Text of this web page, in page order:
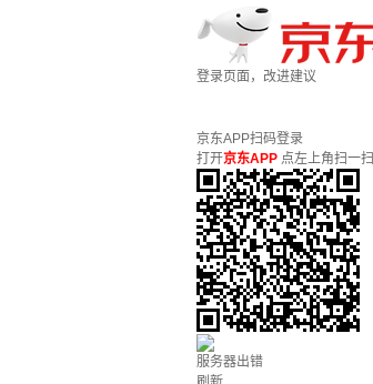
登录页面，改进建议
京东APP扫码登录
打开京东APP 点左上角扫一扫
服务器出错